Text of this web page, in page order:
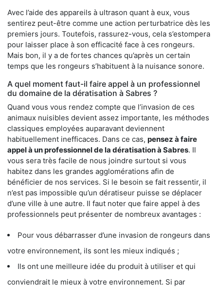
Avec l’aide des appareils à ultrason quant à eux, vous
sentirez peut-être comme une action perturbatrice dès les
premiers jours. Toutefois, rassurez-vous, cela s’estompera
pour laisser place à son efficacité face à ces rongeurs.
Mais bon, il y a de fortes chances qu’après un certain
temps que les rongeurs s’habituent à la nuisance sonore.
A quel moment faut-il faire appel à un professionnel
du domaine de la dératisation à Sabres ?
Quand vous vous rendez compte que l’invasion de ces
animaux nuisibles devient assez importante, les méthodes
classiques employées auparavant deviennent
habituellement inefficaces. Dans ce cas, pensez à faire
appel à un professionnel de la dératisation à Sabres. Il
vous sera très facile de nous joindre surtout si vous
habitez dans les grandes agglomérations afin de
bénéficier de nos services. Si le besoin se fait ressentir, il
n’est pas impossible qu’un dératiseur puisse se déplacer
d’une ville à une autre. Il faut noter que faire appel à des
professionnels peut présenter de nombreux avantages :
Pour vous débarrasser d’une invasion de rongeurs dans
votre environnement, ils sont les mieux indiqués ;
Ils ont une meilleure idée du produit à utiliser et qui
conviendrait le mieux à votre environnement. Si par